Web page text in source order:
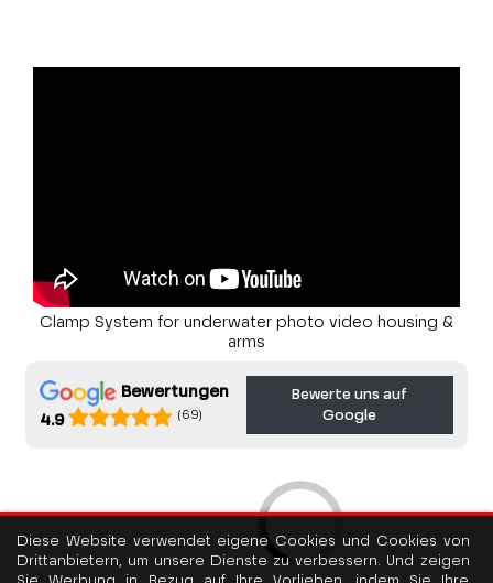
Clamp System for underwater photo video housing &
arms
Bewertungen
4.9
(69)
Bewerte uns auf
Google
Diese Website verwendet eigene Cookies und Cookies von
Drittanbietern, um unsere Dienste zu verbessern. Und zeigen